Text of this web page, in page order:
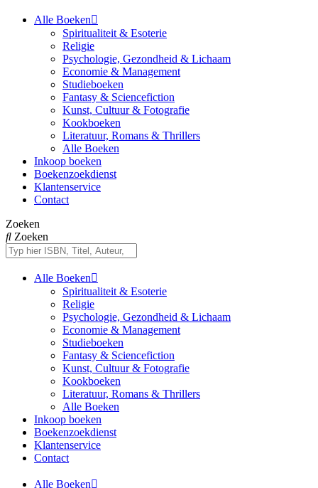
Alle Boeken
Spiritualiteit & Esoterie
Religie
Psychologie, Gezondheid & Lichaam
Economie & Management
Studieboeken
Fantasy & Sciencefiction
Kunst, Cultuur & Fotografie
Kookboeken
Literatuur, Romans & Thrillers
Alle Boeken
Inkoop boeken
Boekenzoekdienst
Klantenservice
Contact
Zoeken
Zoeken
Alle Boeken
Spiritualiteit & Esoterie
Religie
Psychologie, Gezondheid & Lichaam
Economie & Management
Studieboeken
Fantasy & Sciencefiction
Kunst, Cultuur & Fotografie
Kookboeken
Literatuur, Romans & Thrillers
Alle Boeken
Inkoop boeken
Boekenzoekdienst
Klantenservice
Contact
Alle Boeken